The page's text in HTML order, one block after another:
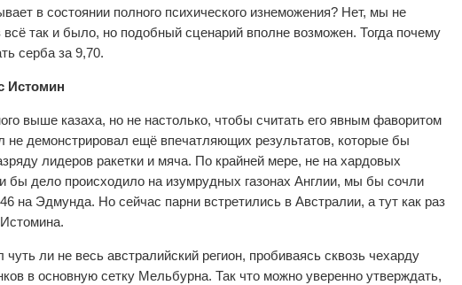
в состоянии полного психического изнеможения? Нет, мы не
всё так и было, но подобный сценарий вполне возможен. Тогда почему
серба за 9,70.
Истомин
выше казаха, но не настолько, чтобы считать его явным фаворитом
не демонстрировал ещё впечатляющих результатов, которые бы
лидеров ракетки и мяча. По крайней мере, не на хардовых
бы дело происходило на изумрудных газонах Англии, мы бы сочли
на Эдмунда. Но сейчас парни встретились в Австралии, а тут как раз
ли не весь австралийский регион, пробиваясь сквозь чехарду
в основную сетку Мельбурна. Так что можно уверенно утверждать,